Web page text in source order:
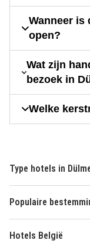
Wanneer is
open?
Wat zijn
bezoek in
Welke
Type hotels in
Populaire
Hotels België